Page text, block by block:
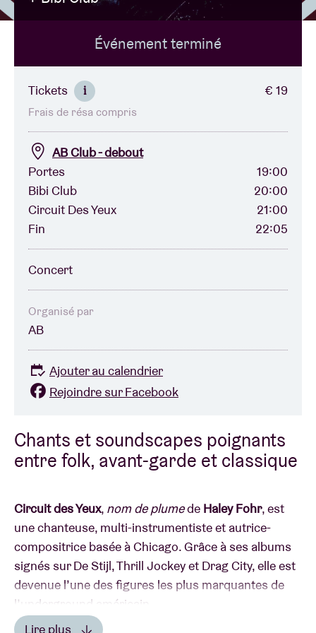
Location de salles
BRDCST
ABtv
Chèque-concert
À propos de l'AB
Contact
Chants et soundscapes poignants
entre folk, avant-garde et classique
Circuit des Yeux, nom de plumede Haley Fohr, est
une chanteuse, multi-instrumentiste et autrice-
compositrice basée à Chicago. Grâce à ses albums
signés sur De Stijl, Thrill Jockey et Drag City, elle est
devenue l’une des figures les plus marquantes de
l’underground américain.
-io , premier opus de Circuit Des Yeux sorti en 2021
Lire plus
Événement terminé
Tickets i € 19
Frais de résa compris
AB Club - debout
Portes
19:00
Bibi Club
20:00
Circuit Des Yeux
21:00
Fin
22:05
Concert
Organisé par
AB
Ajouter au calendrier
Rejoindre sur Facebook